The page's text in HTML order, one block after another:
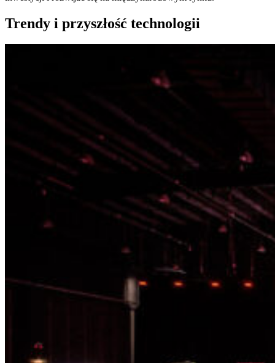
Trendy i przyszłość technologii